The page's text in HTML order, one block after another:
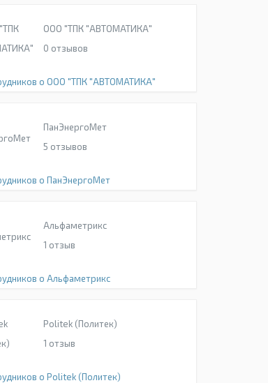
ООО "ТПК "АВТОМАТИКА"
0 отзывов
о ООО "ТПК "АВТОМАТИКА"
ПанЭнергоМет
5 отзывов
о ПанЭнергоМет
Альфаметрикс
1 отзыв
о Альфаметрикс
Politek (Политек)
1 отзыв
о Politek (Политек)